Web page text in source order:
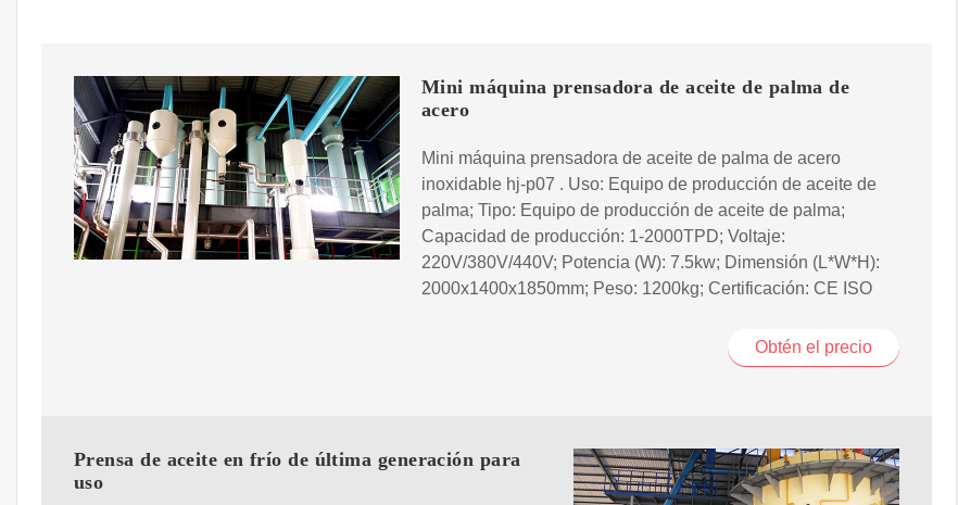
Mini máquina prensadora de aceite de palma de
acero
Mini máquina prensadora de aceite de palma de acero
inoxidable hj-p07 . Uso: Equipo de producción de aceite de
palma; Tipo: Equipo de producción de aceite de palma;
Capacidad de producción: 1-2000TPD; Voltaje:
220V/380V/440V; Potencia (W): 7.5kw; Dimensión (L*W*H):
2000x1400x1850mm; Peso: 1200kg; Certificación: CE ISO
Obtén el precio
Prensa de aceite en frío de última generación para
uso